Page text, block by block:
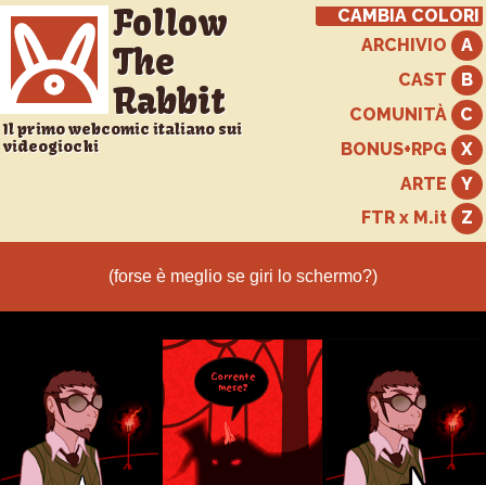
Follow
The
Rabbit
Il primo webcomic italiano sui
videogiochi
CAMBIA COLORI
ARCHIVIO
CAST
COMUNITÀ
BONUS+RPG
ARTE
FTR x M.it